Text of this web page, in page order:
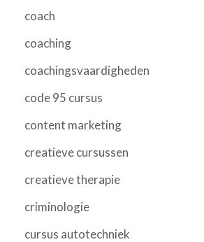
coach
coaching
coachingsvaardigheden
code 95 cursus
content marketing
creatieve cursussen
creatieve therapie
criminologie
cursus autotechniek